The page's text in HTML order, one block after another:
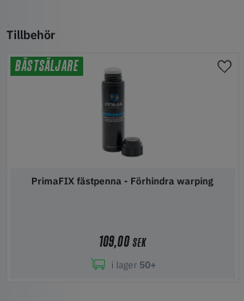
Tillbehör
BÄSTSÄLJARE
PrimaFIX fästpenna - Förhindra warping
109,00SEK
i lager 50+